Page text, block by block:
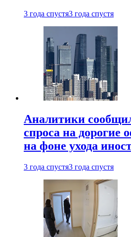
3 года спустя3 года спустя
Аналитики
спроса на дорогие
на фоне ухода
3 года спустя3 года спустя